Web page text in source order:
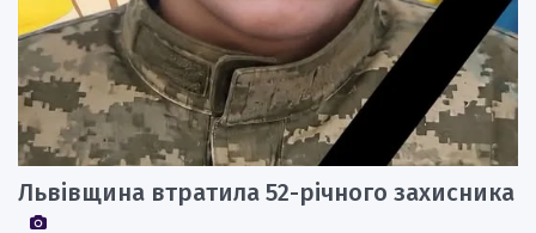
Львівщина втратила 52-річного захисника